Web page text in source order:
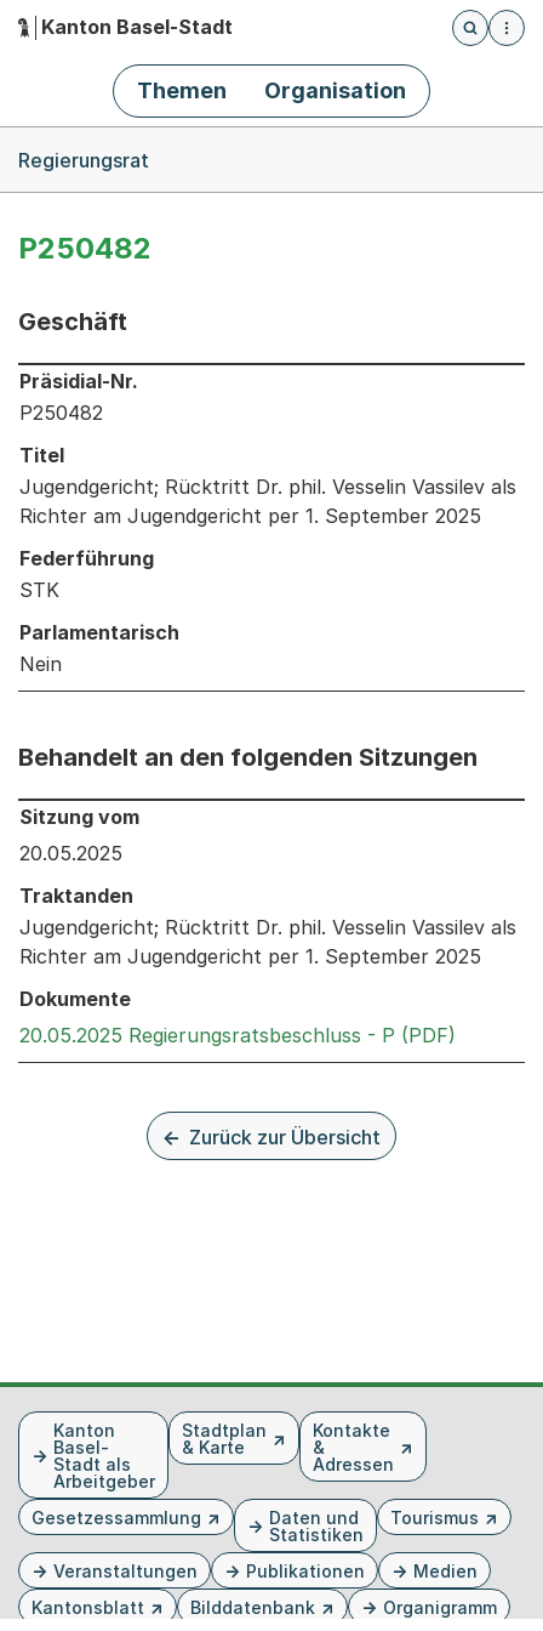
Hauptnavigation
Kanton Basel-Stadt
Öffnet
Themen Organisation
Regierungsrat
P250482
Geschäft
Informationen zum Ausgewählten Geschäft
Präsidial-Nr.
P250482
Titel
Jugendgericht; Rücktritt Dr. phil. Vesselin Vassilev als
Richter am Jugendgericht per 1. September 2025
Federführung
STK
Parlamentarisch
Nein
Behandelt an den folgenden Sitzungen
Behandelt an den folgenden Sitzungen: Informationen
Sitzung vom
20.05.2025
Traktanden
Jugendgericht; Rücktritt Dr. phil. Vesselin Vassilev als
Richter am Jugendgericht per 1. September 2025
Dokumente
20.05.2025 Regierungsratsbeschluss - P (PDF)
Zurück zur Übersicht
FusszeileKanton
Basel-
Stadt als
Arbeitgeber
Stadtplan
& Karte
Kontakte
&
Adressen
Gesetzessammlung
Daten und
Statistiken
Tourismus
Veranstaltungen Publikationen
Medien
Kantonsblatt
Bilddatenbank Organigramm